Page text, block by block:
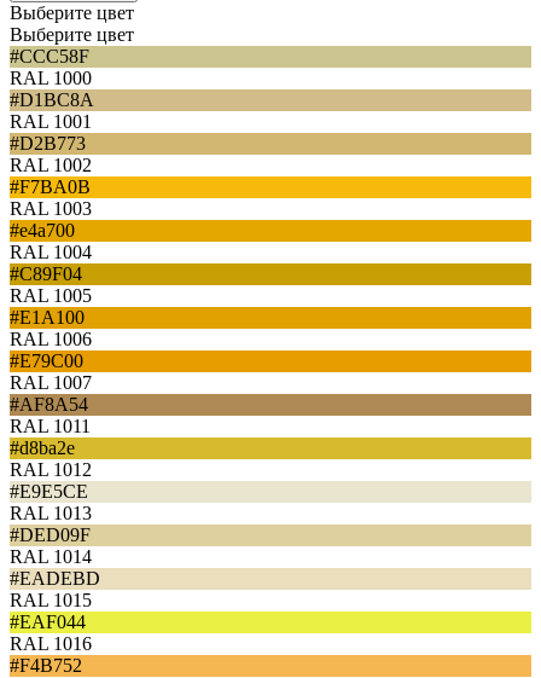
Выберите цвет
Выберите цвет
#CCC58F
RAL 1000
#D1BC8A
RAL 1001
#D2B773
RAL 1002
#F7BA0B
RAL 1003
#e4a700
RAL 1004
#C89F04
RAL 1005
#E1A100
RAL 1006
#E79C00
RAL 1007
#AF8A54
RAL 1011
#d8ba2e
RAL 1012
#E9E5CE
RAL 1013
#DED09F
RAL 1014
#EADEBD
RAL 1015
#EAF044
RAL 1016
#F4B752